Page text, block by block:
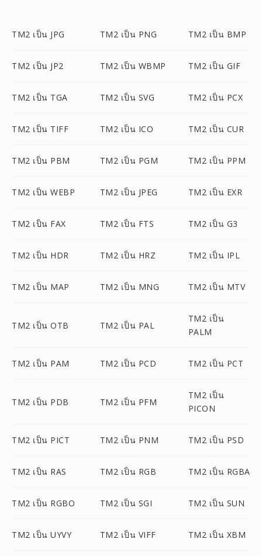
TM2 เป็น JPG TM2 เป็น PNG TM2 เป็น BMP
TM2 เป็น JP2 TM2 เป็น WBMP TM2 เป็น GIF
TM2 เป็น TGA TM2 เป็น SVG TM2 เป็น PCX
TM2 เป็น TIFF TM2 เป็น ICO TM2 เป็น CUR
TM2 เป็น PBM TM2 เป็น PGM TM2 เป็น PPM
TM2 เป็น WEBP TM2 เป็น JPEG TM2 เป็น EXR
TM2 เป็น FAX TM2 เป็น FTS TM2 เป็น G3
TM2 เป็น HDR TM2 เป็น HRZ TM2 เป็น IPL
TM2 เป็น MAP TM2 เป็น MNG TM2 เป็น MTV
TM2 เป็น OTB TM2 เป็น PAL
TM2 เป็น
PALM
TM2 เป็น PAM TM2 เป็น PCD TM2 เป็น PCT
TM2 เป็น PDB TM2 เป็น PFM
TM2 เป็น
PICON
TM2 เป็น PICT TM2 เป็น PNM TM2 เป็น PSD
TM2 เป็น RAS TM2 เป็น RGB TM2 เป็น RGBA
TM2 เป็น RGBO TM2 เป็น SGI TM2 เป็น SUN
TM2 เป็น UYVY TM2 เป็น VIFF TM2 เป็น XBM